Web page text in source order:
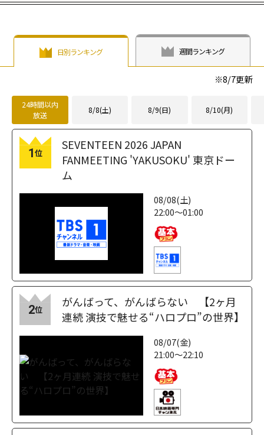
日別ランキング 週間ランキング
※8/7更新
24時間以内
放送
8/8(土) 8/9(日) 8/10(月)
1位
SEVENTEEN 2026 JAPAN
FANMEETING 'YAKUSOKU' 東京ドー
ム
08/08(土)
22:00～01:00
2位
がんばって、がんばらない 【2ヶ月
連続 演技で魅せる“ハロプロ”の世界】
08/07(金)
21:00～22:10